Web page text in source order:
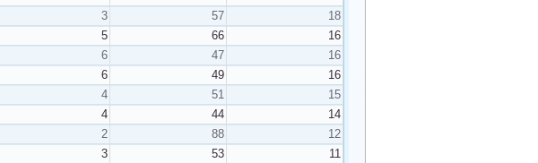
3 57
18
5 66
16
6 47
16
6 49
16
4 51
15
4 44
14
2 88
12
3 53
11